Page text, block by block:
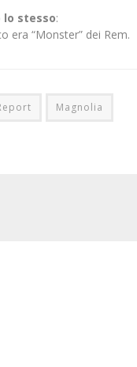
lo stesso:
era “Monster” dei Rem.
Magnolia